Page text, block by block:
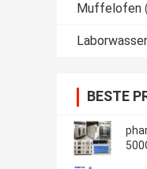
Muffelofen
BESTE